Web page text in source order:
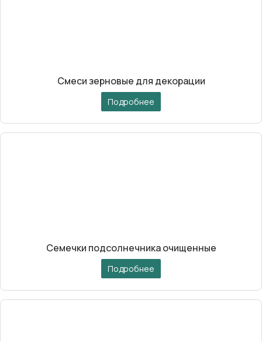
Смеси зерновые для декорации
Подробнее
Семечки подсолнечника очищенные
Подробнее